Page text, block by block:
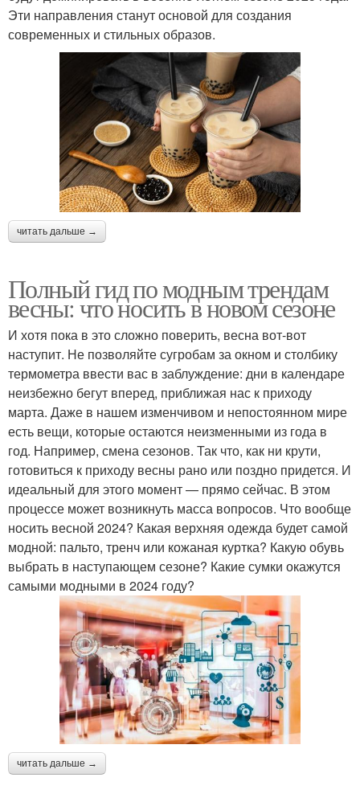
Эти направления станут основой для создания
современных и стильных образов.
читать дальше →
Полный гид по модным трендам
весны: что носить в новом сезоне
И хотя пока в это сложно поверить, весна вот-вот
наступит. Не позволяйте сугробам за окном и столбику
термометра ввести вас в заблуждение: дни в календаре
неизбежно бегут вперед, приближая нас к приходу
марта. Даже в нашем изменчивом и непостоянном мире
есть вещи, которые остаются неизменными из года в
год. Например, смена сезонов. Так что, как ни крути,
готовиться к приходу весны рано или поздно придется. И
идеальный для этого момент — прямо сейчас. В этом
процессе может возникнуть масса вопросов. Что вообще
носить весной 2024? Какая верхняя одежда будет самой
модной: пальто, тренч или кожаная куртка? Какую обувь
выбрать в наступающем сезоне? Какие сумки окажутся
самыми модными в 2024 году?
читать дальше →